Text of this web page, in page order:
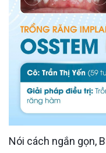
Nói cách ngắn gọn, Bác sĩ quyết định giữ hay thay